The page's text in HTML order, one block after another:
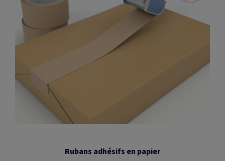
Rubans adhésifs en papier